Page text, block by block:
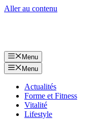
Aller au contenu
Menu
Menu
Actualités
Forme et Fitness
Vitalité
Lifestyle